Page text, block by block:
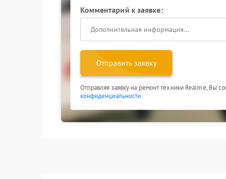
Комментарий к заявке:
Отправить заявку
Отправляя заявку на ремонт техники Realme, Вы
конфиденциальности